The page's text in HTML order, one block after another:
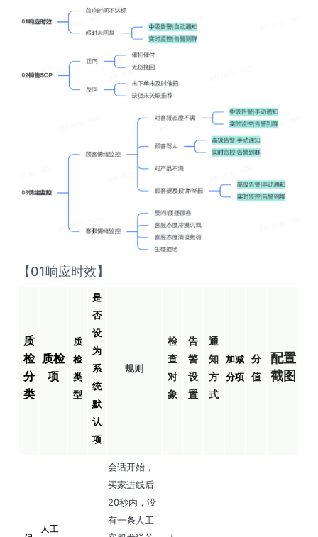
【01响应时效】
质
检
分
类
质检
项
质
检
类
型
是
否
设
为
系
统
默
认
项
规则
检
查
对
象
告
警
设
置
通
知
方
式
加减
分项
分
值
配置
截图
人工
会话开始，
买家进线后
20秒内，没
有一条人工